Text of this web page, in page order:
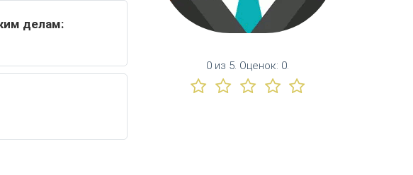
делам:
0 из 5. Оценок: 0.